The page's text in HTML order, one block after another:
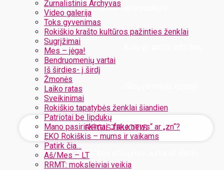
Žurnalistinis Archyvas
Video galerija
Toks gyvenimas
Rokiškio krašto kultūros pažinties ženklai
Sugrįžimai
Mes – jėga!
Bendruomenių vartai
Iš širdies- į širdį
Žmonės
Laiko ratas
Sveikinimai
Rokiškio tapatybės ženklai šiandien
Patriotai be lipdukų
Mano pasirinkimai: „fake news“ ar „zn“?
EKO Rokiškis – mums ir vaikams
Patirk čia…
Aš/Mes – LT
RRMT: moksleiviai veikia
Užregistruokite savo paskyrą
Jūsų slaptažodis bus atsiųstas Jums el. paštu